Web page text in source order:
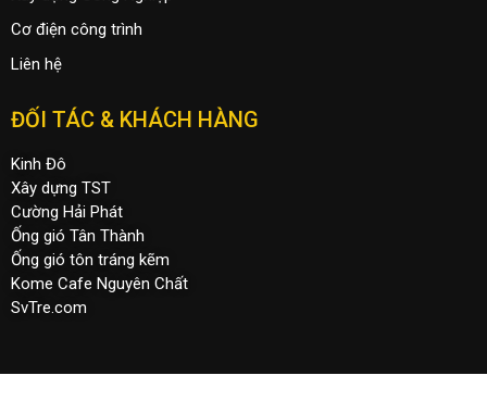
Cơ điện công trình
Liên hệ
ĐỐI TÁC & KHÁCH HÀNG
Kinh Đô
Xây dựng TST
Cường Hải Phát
Ống gió Tân Thành
Ống gió tôn tráng kẽm
Kome Cafe Nguyên Chất
SvTre.com